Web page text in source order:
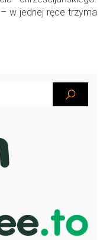
w jednej ręce trzyma